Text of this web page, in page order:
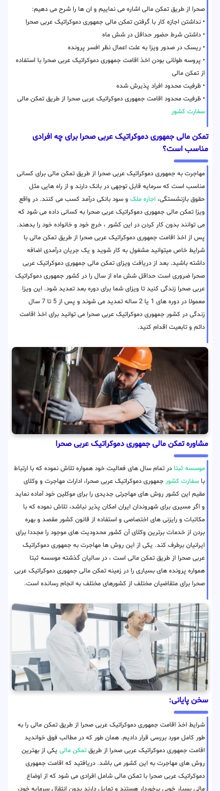
صحرا از طریق تمکن مالی اشاره می نماییم و ان ها را شرح می دهیم:
• نداشتن اجازه کار با گرفتن تمکن مالی جمهوری دموکراتیک عربی صحرا
• داشتن شرط حضور حداقل در شش ماه
• ریسک در صدور ویزا به علت اعمال نظر افسر پرونده
• پروسه طولانی بودن اخذ اقامت جمهوری دموکراتیک عربی صحرا با استفاده
از تمکن مالی
• ظرفیت محدود افراد پذیرش شده
• ظرفیت محدود اقامت جمهوری دموکراتیک عربی صحرا از طریق تمکن مالی
سفارت کشور
تمکن مالی جمهوری دموکراتیک عربی صحرا برای چه افرادی
مناسب است؟
مهاجرت به جمهوری دموکراتیک عربی صحرا از طریق تمکن مالی برای کسانی
مناسب است که سرمایه قابل توجهی در بانک دارند و از راه هایی مثل
حقوق بازنشستگی، اجاره ملک و سود بانکی درآمد کسب می کنند. در واقع
ویزا تمکن مالی جمهوری دموکراتیک عربی صحرا به کسانی داده می شود که
می توانند بدون کار کردن در این کشور ، خرج خود و خانواده خود را بدهند.
پس از اخذ اقامت جمهوری دموکراتیک عربی صحرا از طریق تمکن مالی با
شرایط خاص میتوانید مشغول به کار شوید و یک جریان درآمدی اضافه
داشته باشید. بعد از دریافت ویزای تمکن مالی جمهوری دموکراتیک عربی
صحرا ضروری است حداقل شش ماه از سال را در کشور جمهوری دموکراتیک
عربی صحرا زندگی کنید تا ویزای شما برای دوره بعد تمدید شود. این ویزا
معمولا در دوره های 1 یا 2 ساله تمدید می شوند و پس از 5 تا 7 سال
زندگی در کشور جمهوری دموکراتیک عربی صحرا می توانید برای اخذ اقامت
دائم و تابعیت اقدام کنید.
مشاوره تمکن مالی جمهوری دموکراتیک عربی صحرا
موسسه ثبتا در تمام سال های فعالیت خود همواره تلاش نموده که با ارتباط
با سفارت کشور جمهوری دموکراتیک عربی صحرا، ادارات مهاجرت و وکلای
مقیم این کشور روش های مهاجرتی جدیدی را برای موکلین خود آماده نماید
و اگر مسیری برای شهروندان ایران امکان پذیر نباشد، تلاش نموده که با
مکاتبات و رایزنی های اختصاصی و استفاده از قانون کشور مقصد و بهره
بردن از خدمات برترین وکلای آن کشور محدودیت های موجود را مجددا برای
ایرانیان برطرف کند. یکی از این روش ها مهاجرت به جمهوری دموکراتیک
عربی صحرا از طریق تمکن مالی است ، در سالیان گذشته موسسه ثبتا
همواره پرونده های بسیاری را در زمینه تمکن مالی جمهوری دموکراتیک عربی
صحرا برای متقاضیان مختلف از کشورهای مختلف به انجام رسانده است.
سخن پایانی:
شرایط اخذ اقامت جمهوری دموکراتیک عربی صحرا از طریق تمکن مالی را به
طور کامل مورد بررسی قرار دادیم. همان طور که در مطالب فوق خواندید
اقامت جمهوری دموکراتیک عربی صحرا از طریق تمکن مالی یکی از بهترین
روش های مهاجرت به این کشور می باشد. دریافتید که اقامت جمهوری
دموکراتیک عربی صحرا با تمکن مالی شامل افرادی می شود که از اوضاع
مالی بسیار خوبی برخوردار هستند و تمایل دارند بدون انتقال سرمایه خود،